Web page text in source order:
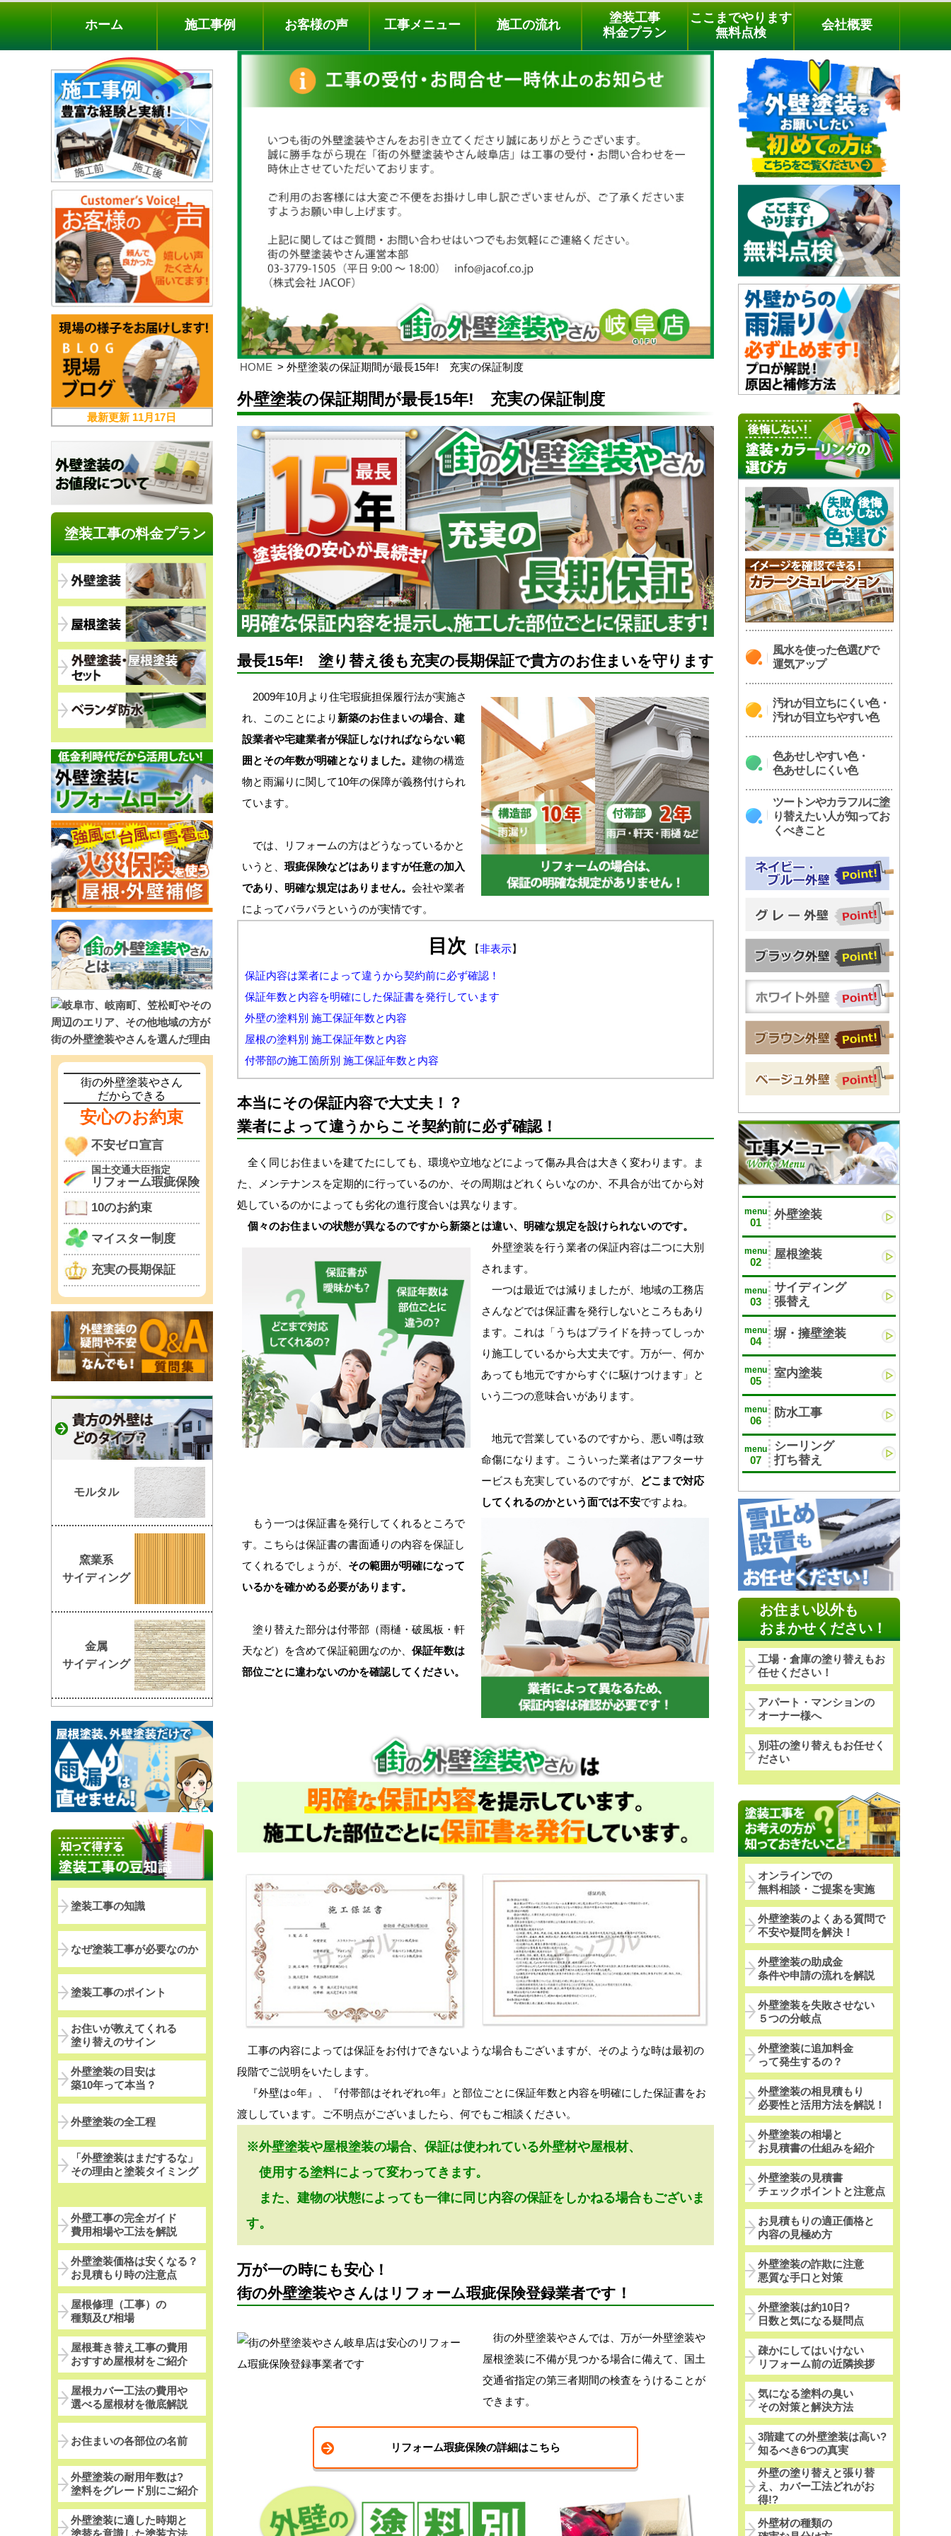
料金プラン 無料点検
電話でのご相談
[9時～18時まで受付中]
phone03-3779-1505
ホーム 施工事例 お客様の声 工事メニュー 施工の流れ
塗装工事
料金プラン
ここまでやります
無料点検
会社概要
HOME 外壁塗装の保証期間が最長15年! 充実の保証制度
外壁塗装の保証期間が最長15年! 充実の保証制度
最長15年! 塗り替え後も充実の長期保証で貴方のお住まいを守ります
2009年10月より住宅瑕疵担保履行法が実施さ
れ、このことにより 新築のお住まいの場合、建
設業者や宅建業者が保証しなければならない範
囲とその年数が明確となりました。建物の構造
物と雨漏りに関して10年の保障が義務付けられ
ています。
では、リフォームの方はどうなっているかと
いうと、瑕疵保険などはありますが任意の加入
であり、明確な規定はありません。会社や業者
によってバラバラというのが実情です。
目次 【非表示】
保証内容は業者によって違うから契約前に必ず確認！
保証年数と内容を明確にした保証書を発行しています
外壁の塗料別 施工保証年数と内容
屋根の塗料別 施工保証年数と内容
付帯部の施工箇所別 施工保証年数と内容
本当にその保証内容で大丈夫！？
業者によって違うからこそ契約前に必ず確認！
全く同じお住まいを建てたにしても、環境や立地などによって傷み具合は大きく変わります。ま
た、メンテナンスを定期的に行っているのか、その周期はどれくらいなのか、不具合が出てから対
処しているのかによっても劣化の進行度合いは異なります。
個々のお住まいの状態が異なるのですから新築とは違い、明確な規定を設けられないのです。
外壁塗装を行う業者の保証内容は二つに大別
されます。
一つは最近では減りましたが、地域の工務店
さんなどでは保証書を発行しないところもあり
ます。これは「うちはプライドを持ってしっか
り施工しているから大丈夫です。万が一、何か
あっても地元ですからすぐに駆けつけます」と
いう二つの意味合いがあります。
地元で営業しているのですから、悪い噂は致
命傷になります。こういった業者はアフターサ
ービスも充実しているのですが、
どこまで対応
してくれるのかという面では不安ですよね。
もう一つは保証書を発行してくれるところで
す。こちらは保証書の書面通りの内容を保証し
てくれるでしょうが、 その範囲が明確になって
いるかを確かめる必要があります。
塗り替えた部分は付帯部（雨樋・破風板・軒
天など）を含めて保証範囲なのか、保証年数は
部位ごとに違わないのかを確認してください。
工事の内容によっては保証をお付けできないような場合もございますが、そのような時は最初の
段階でご説明をいたします。
『外壁は○年』、『付帯部はそれぞれ○年』と部位ごとに保証年数と内容を明確にした保証書をお
渡ししています。ご不明点がございましたら、何でもご相談ください。
※外壁塗装や屋根塗装の場合、保証は使われている外壁材や屋根材、
使用する塗料によって変わってきます。
また、建物の状態によっても一律に同じ内容の保証をしかねる場合もございま
す。
万が一の時にも安心！
街の外壁塗装やさんはリフォーム瑕疵保険登録業者です！
街の外壁塗装やさんでは、万が一外壁塗装や
屋根塗装に不備が見つかる場合に備えて、国土
交通省指定の第三者期間の検査をうけることが
できます。
リフォーム瑕疵保険の詳細はこちら
風水を使った色選びで
運気アップ
汚れが目立ちにくい色・
汚れが目立ちやすい色
色あせしやすい色・
色あせしにくい色
ツートンやカラフルに塗
り替えたい人が知ってお
くべきこと
menu
01
外壁塗装
menu
02
屋根塗装
menu
03
サイディング
張替え
menu
04
塀・擁壁塗装
menu
05
室内塗装
menu
06
防水工事
menu
07
シーリング
打ち替え
お住まい以外も
おまかせください！
工場・倉庫の塗り替えもお
任せください！
アパート・マンションの
オーナー様へ
別荘の塗り替えもお任せく
ださい
オンラインでの
無料相談・ご提案を実施
外壁塗装のよくある質問で
不安や疑問を解決！
外壁塗装の助成金
条件や申請の流れを解説
外壁塗装を失敗させない
５つの分岐点
外壁塗装に追加料金
って発生するの？
外壁塗装の相見積もり
必要性と活用方法を解説！
外壁塗装の相場と
お見積書の仕組みを紹介
外壁塗装の見積書
チェックポイントと注意点
お見積もりの適正価格と
内容の見極め方
外壁塗装の詐欺に注意
悪質な手口と対策
外壁塗装は約10日?
日数と気になる疑問点
疎かにしてはいけない
リフォーム前の近隣挨拶
気になる塗料の臭い
その対策と解決方法
3階建ての外壁塗装は高い?
知るべき6つの真実
外壁の塗り替えと張り替
え、カバー工法どれがお
得!?
外壁材の種類の
最新更新 11月17日
塗装工事の料金プラン
街の外壁塗装やさん
だからできる
安心のお約束
不安ゼロ宣言
国土交通大臣指定
リフォーム瑕疵保険
10のお約束
マイスター制度
充実の長期保証
モルタル
窯業系
サイディング
金属
サイディング
塗装工事の知識
なぜ塗装工事が必要なのか
塗装工事のポイント
お住いが教えてくれる
塗り替えのサイン
外壁塗装の目安は
築10年って本当？
外壁塗装の全工程
「外壁塗装はまだするな」
その理由と塗装タイミング
外壁工事の完全ガイド
費用相場や工法を解説
外壁塗装価格は安くなる？
お見積もり時の注意点
屋根修理（工事）の
種類及び相場
屋根葺き替え工事の費用
おすすめ屋根材をご紹介
屋根カバー工法の費用や
選べる屋根材を徹底解説
お住まいの各部位の名前
外壁塗装の耐用年数は?
塗料をグレード別にご紹介
外壁塗装に適した時期と